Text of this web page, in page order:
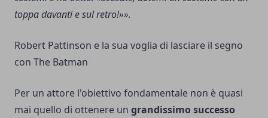
toppa davanti e sul retro!»».
Robert Pattinson e la sua voglia di lasciare il segno
con The Batman
Per un attore l'obiettivo fondamentale non è quasi
mai quello di ottenere un grandissimo successo